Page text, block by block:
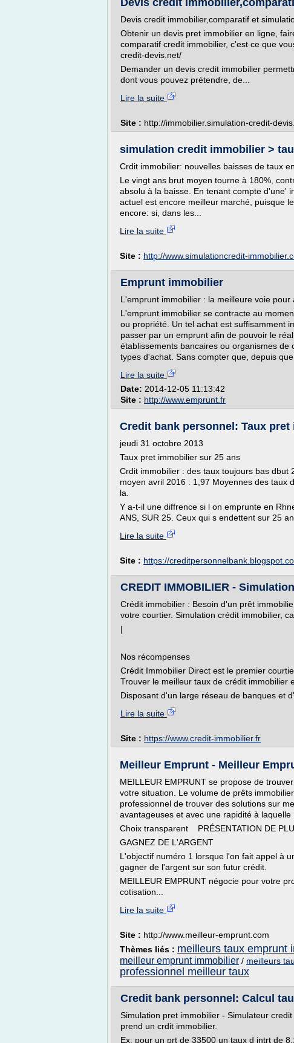
Devis credit
Devis credit immobilier,comparatif et
Obtenir un devis pret immobilier en ligne,
comparatif credit immobilier, c'est ce que
credit-devis.net/
Demander un devis credit immobilier
dont vous pouvez prétendre, de...
Lire la suite
Site : http://immobilier.simulation-credit-
simulation credit immobilier >
Crdit immobilier: nouvelles baisses de taux
Le vingt ans brut moyen tourne à 180%,
absolu à la baisse. En tenant compte d'une'
actuel est encore meilleur marché, puisque
encore: si, dans les...
Lire la suite
Site : http://www.simulationcredit-
Emprunt immobilier
L'emprunt immobilier : la meilleure voie pour
L'emprunt immobilier se contracte au
ou propriété. Un tel achat est suffisamment
passer par un emprunt afin de pouvoir le
établissements bancaires ou organismes
types d'achat. Sans compter que, depuis
Lire la suite
Date: 2014-12-05 11:13:42
Site : http://www.emprunt.fr
Credit bank personnel: Taux
jeudi 31 octobre 2013
Taux pret immobilier sur 25 ans
Crdit immobilier : des taux toujours bas dbut
moyen avril 2016 : 1,97 Moyennes des taux
la.
Y a-t-il une diffrence si l on emprunte en
ANS, SUR 25. Ceux qui s endettent sur 25
Lire la suite
Site : https://
CREDIT IMMOBILIER -
Crédit immobilier : Besoin d'un prêt
votre courtier. Simulation crédit immobilier,
|
Nos récompenses
Crédit Immobilier Direct est le premier
Trouver le meilleur taux de crédit immobilier
Disposant d'un large réseau de banques et
Lire la suite
Site : https://www.credit-immobilier.fr
Meilleur Emprunt - Meilleur
MEILLEUR EMPRUNT se propose de
votre situation. Le volume de prêts
professionnel de trouver des solutions sur
avantageuses et avec une rapidité à
Choix transparent PRÉSENTATION DE
GAGNEZ DE L'ARGENT
L'objectif numéro 1 lorsque l'on fait appel à
gagner de l'argent sur son futur crédit.
MEILLEUR EMPRUNT négocie pour votre
cotisation...
Lire la suite
Site : http://www.meilleur-emprunt.com
Thèmes liés : meilleurs taux emprunt
meilleur emprunt immobilier / meilleurs
professionnel meilleur taux
Credit bank personnel: Calcul
Simulation pret immobilier - Simulateur
prend un crdit immobilier.
Ex: pour un prt de 33500 un taux d intrt de